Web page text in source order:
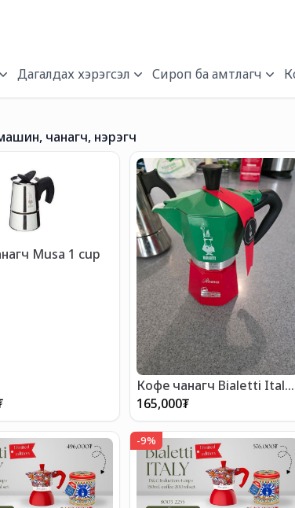
нэрэгч
Дагалдах хэрэгсэл Сироп ба амтлагч
чанагч, нэрэгч
Musa 1 cup
Кофе чанагч Bialetti Italy
Roma 3 cups
165,000₮
-9%